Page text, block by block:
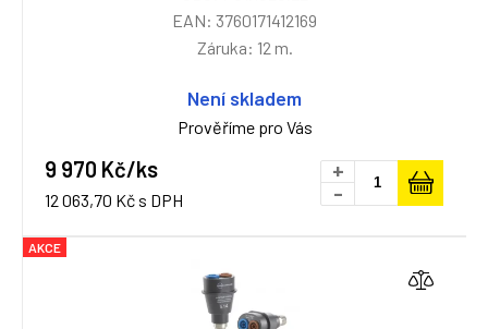
EAN: 3760171412169
Záruka: 12 m.
Není skladem
Prověříme pro Vás
9 970 Kč/ks
12 063,70 Kč s DPH
+
-
AKCE